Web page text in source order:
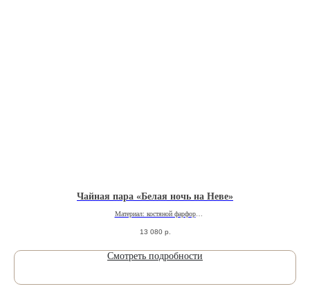
Чайная пара «Белая ночь на Неве»
Материал: костяной фарфор
Роспись: полихромная надглазурная шелкография
13 080 р.
Смотреть подробности